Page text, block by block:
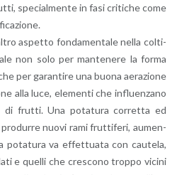
spe­cial­men­te in fasi cri­ti­che come
aspet­to fon­da­men­ta­le nella col­ti­
non solo per man­te­ne­re la forma
per ga­ran­ti­re una buona ae­ra­zio­ne
alla luce, ele­men­ti che in­fluen­za­no
di frut­ti. Una po­ta­tu­ra cor­ret­ta ed
nuovi rami frut­ti­fe­ri, au­men­
po­ta­tu­ra va ef­fet­tua­ta con cau­te­la,
e quel­li che cre­sco­no trop­po vi­ci­ni